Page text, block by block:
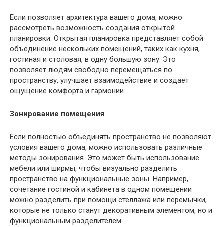
Если позволяет архитектура вашего дома, можно
рассмотреть возможность создания открытой
планировки. Открытая планировка представляет собой
объединение нескольких помещений, таких как кухня,
гостиная и столовая, в одну большую зону. Это
позволяет людям свободно перемещаться по
пространству, улучшает взаимодействие и создает
ощущение комфорта и гармонии.
Зонирование помещения
Если полностью объединять пространство не позволяют
условия вашего дома, можно использовать различные
методы зонирования. Это может быть использование
мебели или ширмы, чтобы визуально разделить
пространство на функциональные зоны. Например,
сочетание гостиной и кабинета в одном помещении
можно разделить при помощи стеллажа или перемычки,
которые не только станут декоративным элементом, но и
функциональным разделителем.